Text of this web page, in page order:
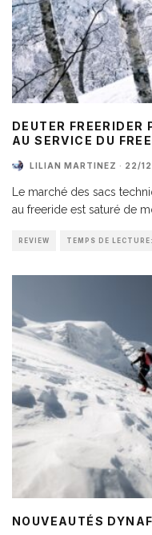
DEUTER
AU SERVICE DU
LILIAN MARTINEZ · 22/
Le marché des sacs
au freeride est saturé de
REVIEW TEMPS DE
NOUVEAUTÉS